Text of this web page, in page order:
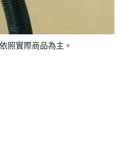
照實際商品為主。